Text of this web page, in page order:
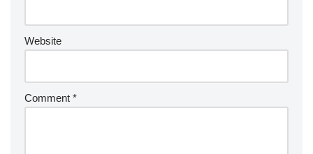
Website
Comment *